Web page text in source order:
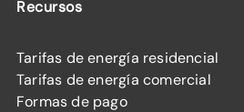
Recursos
Tarifas de energía residencial
Tarifas de energía comercial
Formas de pago